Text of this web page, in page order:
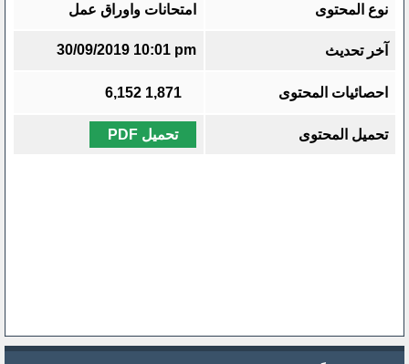
نوع المحتوى امتحانات واوراق عمل
آخر تحديث 30/09/2019 10:01 pm
احصائيات المحتوى 1,871
6,152
تحميل المحتوى تحميل PDF